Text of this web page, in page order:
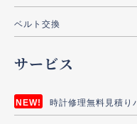
ベルト交換
サービス
時計修理無料見積り